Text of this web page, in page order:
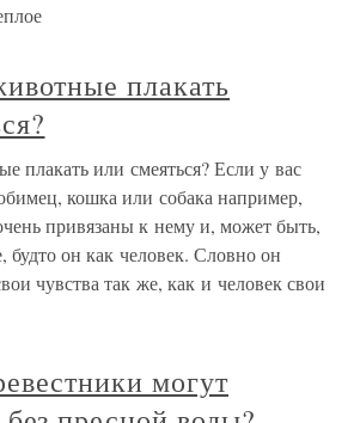
плакать
плакать или смеяться? Если у вас
кошка или собака например,
привязаны к нему и, может быть,
будто он как человек. Словно он
чувства так же, как и человек свои
могут